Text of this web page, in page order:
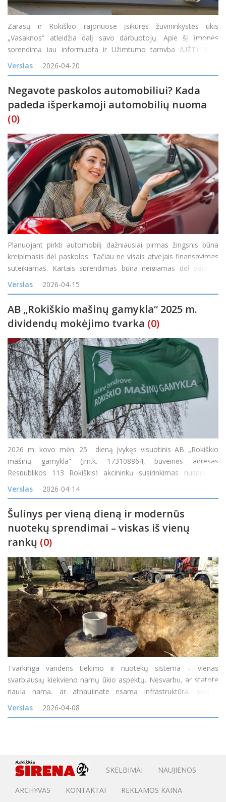
Zarasų ir Rokiškio rajonuose įsikūręs žuvininkystės ūkis
„Vasaknos“ atleidžia dalį savo darbuotojų. Apie šį įmonės
sprendimą jau informuota ir Užimtumo tarnyba (UŽT). Kaip
naujienų sako UŽT atstovė Milda Jankauskienė, jie gavo
Verslas 2026-04-20
Negavote paskolos automobiliui? Kada
padeda išperkamoji automobilių nuoma
(0)
Planuojant pirkti automobilį dažniausiai pirmas žingsnis būna
kreipimasis dėl paskolos. Tačiau ne visais atvejais finansavimas
suteikiamas. Kartais sprendimas būna neigiamas dėl pajamų
vertinimo, esamų įsipareigojimų ar kredito istorijos. Tokia
Verslas 2026-04-15
AB „Rokiškio mašinų gamykla“ 2025 m.
dividendų mokėjimo tvarka (0)
2026 m. kovo mėn. 25 dieną įvykęs visuotinis AB „Rokiškio
mašinų gamykla“ (įm.k. 173108864, buveinės adresas
Respublikos 113 Rokiškis) akcininkų susirinkimas nusprendė
paskirstyti 2025 m. Bendrovės pelną ir skirti 0,30 euro dividendų
Verslas 2026-04-14
Šulinys per vieną dieną ir modernūs
nuotekų sprendimai – viskas iš vienų
rankų (0)
Tvarkinga vandens tiekimo ir nuotekų sistema – vienas
svarbiausių kiekvieno namų ūkio aspektų. Nesvarbu, ar statote
naują namą, ar atnaujinate esamą infrastruktūrą, svarbu
pasirinkti sprendimus, kurie būtų ne tik patikimi, bet ir ilgaamžiai.
Verslas 2026-04-08
SKELBIMAI NAUJIENOS
ARCHYVAS KONTAKTAI REKLAMOS KAINA